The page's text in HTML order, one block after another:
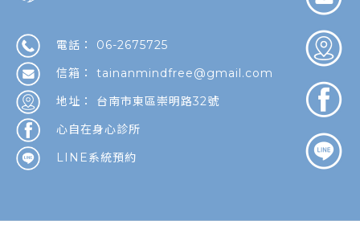
06-2675725
tainanmindfree@gmail.com
台南市東區崇明路32號